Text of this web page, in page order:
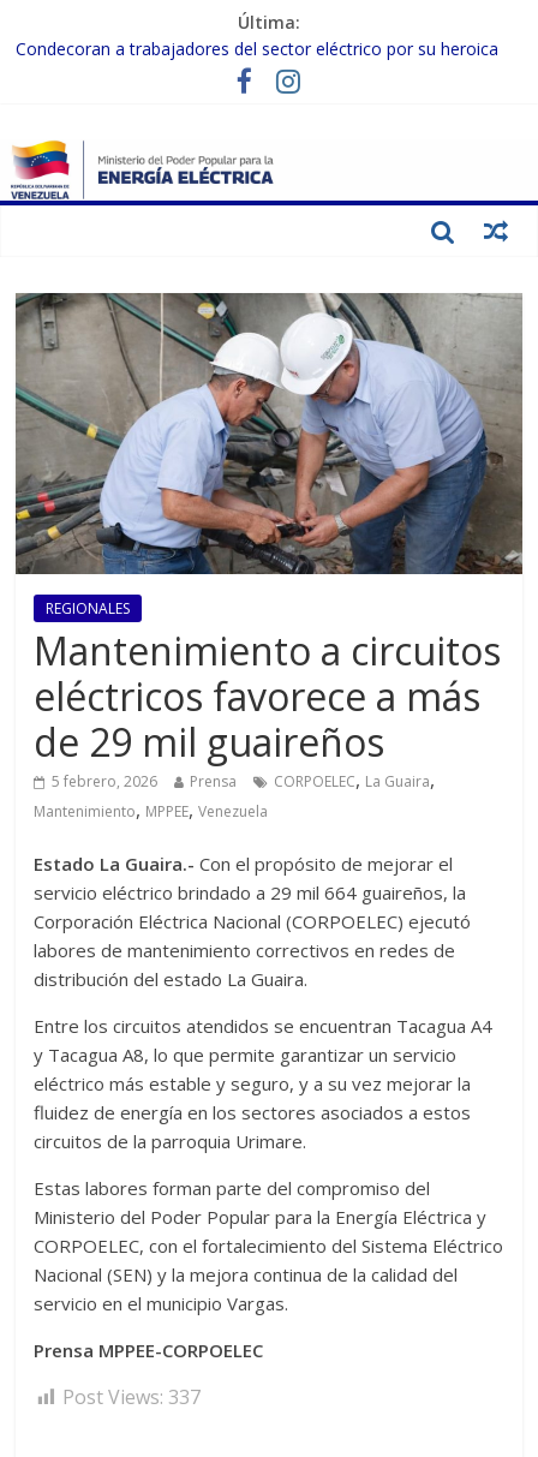
Última:
Condecoran a trabajadores del sector eléctrico por su heroica
labor tras el doble sismo del 24-J
Gobierno Nacional coordina acciones con el sector privado para
Inspeccionan trabajos de rehabilitación en instalaciones del SEN
en Carabobo
Gobierno Nacional activa plan preventivo para fortalecer el SEN
REGIONALES
Mantenimiento a circuitos
eléctricos favorece a más
de 29 mil guaireños
5 febrero, 2026 Prensa CORPOELEC, La Guaira,
Mantenimiento, MPPEE,Venezuela
Estado La Guaira.- Con el propósito de mejorar el
servicio eléctrico brindado a 29 mil 664 guaireños, la
Corporación Eléctrica Nacional (CORPOELEC) ejecutó
labores de mantenimiento correctivos en redes de
distribución del estado La Guaira.
Entre los circuitos atendidos se encuentran Tacagua A4
y Tacagua A8, lo que permite garantizar un servicio
eléctrico más estable y seguro, y a su vez mejorar la
fluidez de energía en los sectores asociados a estos
circuitos de la parroquia Urimare.
Estas labores forman parte del compromiso del
Ministerio del Poder Popular para la Energía Eléctrica y
CORPOELEC, con el fortalecimiento del Sistema Eléctrico
Nacional (SEN) y la mejora continua de la calidad del
servicio en el municipio Vargas.
Prensa MPPEE-CORPOELEC
Post Views: 337